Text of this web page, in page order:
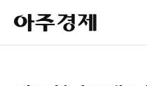
아
주
경